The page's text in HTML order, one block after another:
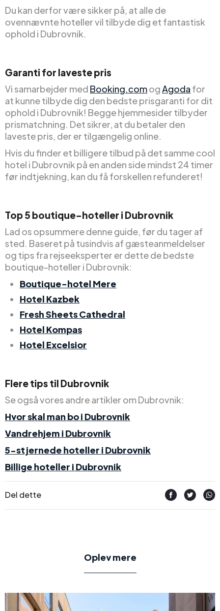
Du kan derfor være sikker på, at alle de
ovennævnte hoteller vil tilbyde dig et fantastisk
ophold i Dubrovnik.
Garanti for laveste pris
Vi samarbejder med Booking.comogAgoda for
at kunne tilbyde dig den bedste prisgaranti for dit
ophold i Dubrovnik! Begge hjemmesider tilbyder
prismatchning. Det sikrer, at du betaler den
laveste pris, der er tilgængelig online.
Hvis du finder et billigere tilbud på det samme cool
hotel i Dubrovnik på en anden side mindst 24 timer
før indtjekning, kan du få forskellen refunderet!
Top 5 boutique-hoteller i Dubrovnik
Lad os opsummere denne guide, før du tager af
sted. Baseret på tusindvis af gæsteanmeldelser
og tips fra rejseeksperter er dette de bedste
boutique-hoteller i Dubrovnik:
Boutique-hotel Mere
Hotel Kazbek
Fresh Sheets Cathedral
Hotel Kompas
Hotel Excelsior
Flere tips til Dubrovnik
Se også vores andre artikler om Dubrovnik:
Hvor skal man bo i Dubrovnik
Vandrehjem i Dubrovnik
5-stjernede hoteller i Dubrovnik
Billige hoteller i Dubrovnik
Del dette
Oplev mere